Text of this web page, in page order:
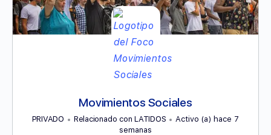
Movimientos Sociales
PRIVADO Relacionado con LATIDOS
Activo (a) hace 7
semanas